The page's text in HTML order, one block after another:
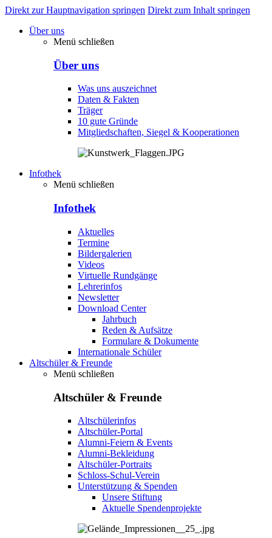
Direkt zur Hauptnavigation springen Direkt zum Inhalt springen
Über uns
Menü schließen
Über uns
Was uns auszeichnet
Daten & Fakten
Träger
10 gute Gründe
Mitgliedschaften, Siegel & Kooperationen
Infothek
Menü schließen
Infothek
Aktuelles
Termine
Bildergalerien
Videos
Virtuelle Rundgänge
Lehrerinfos
Newsletter
Download Center
Jahrbuch
Reden & Aufsätze
Formulare & Dokumente
Internationale Schüler
Altschüler & Freunde
Menü schließen
Altschüler & Freunde
Altschülerinfos
Altschüler-Portal
Alumni-Feiern & Events
Alumni-Bekleidung
Altschüler-Portraits
Schloss-Schul-Verein
Unterstützung & Spenden
Unsere Stiftung
Aktuelle Spendenprojekte